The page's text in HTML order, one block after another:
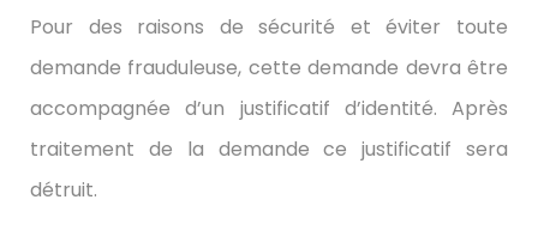
Pour des raisons de sécurité et éviter toute
demande frauduleuse, cette demande devra être
accompagnée d’un justificatif d’identité. Après
traitement de la demande ce justificatif sera
détruit.